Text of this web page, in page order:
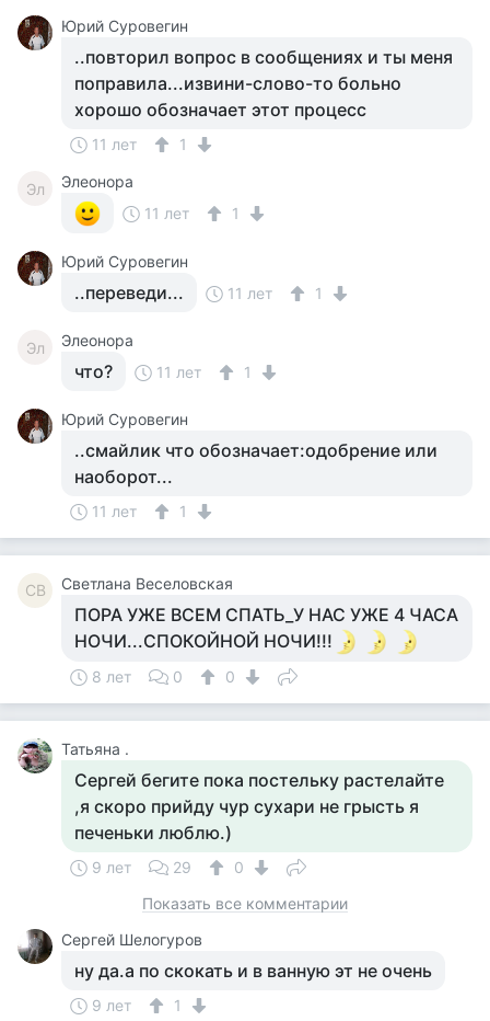
Юрий Суровегин
..повторил вопрос в сообщениях и ты меня
поправила...извини-слово-то больно
хорошо обозначает этот процесс
11 лет 1
Эл
Элеонора
11 лет
1
Юрий Суровегин
..переведи... 11 лет 1
Эл Элеонора
что? 11 лет 1
Юрий Суровегин
..смайлик что обозначает:одобрение или
наоборот...
11 лет 1
СВ Светлана Веселовская
ПОРА УЖЕ ВСЕМ СПАТЬ_У НАС УЖЕ 4 ЧАСА
НОЧИ...СПОКОЙНОЙ НОЧИ!!!
8 лет 0 0
Татьяна .
Сергей бегите пока постельку растелайте
,я скоро прийду чур сухари не грысть я
печеньки люблю.)
9 лет 29
0
Показать все комментарии
Сергей Шелогуров
ну да.а по скокать и в ванную эт не очень
9 лет 1